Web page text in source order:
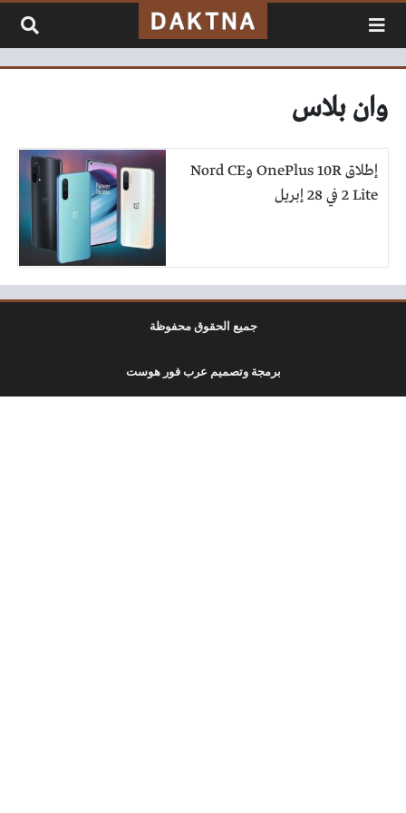
وان بلاس
إطلاق OnePlus 10R وNord CE
2 Lite في 28 إبريل
جميع الحقوق محفوظة
برمجة وتصميم عرب فور هوست